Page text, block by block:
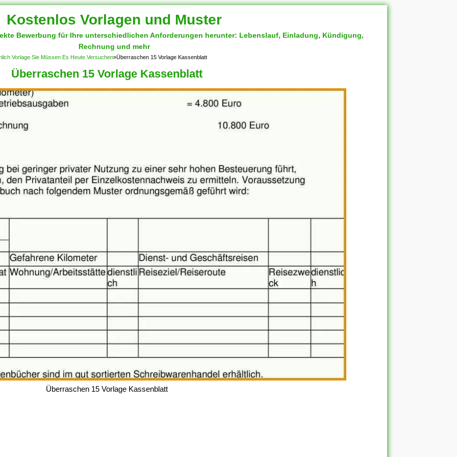
Kostenlos Vorlagen und Muster
Bewerbung für Ihre unterschiedlichen Anforderungen herunter: Lebenslauf, Einladung, Kündigung,
Rechnung und mehr
Vorlage Sie Müssen Es Heute Versuchen»Überraschen 15 Vorlage Kassenblatt
Überraschen 15 Vorlage Kassenblatt
Überraschen 15 Vorlage Kassenblatt